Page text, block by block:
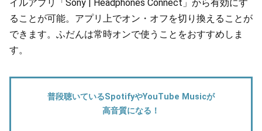
イルアプリ「Sony | Headphones Connect」から有効にす
ることが可能。アプリ上でオン・オフを切り換えることが
できます。ふだんは常時オンで使うことをおすすめしま
す。
普段聴いているSpotifyやYouTube Musicが
高音質になる！